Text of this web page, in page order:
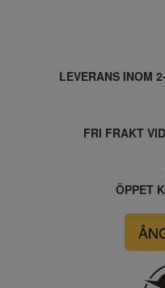
LEVERANS INOM
FRI FRAKT
ÖPPET